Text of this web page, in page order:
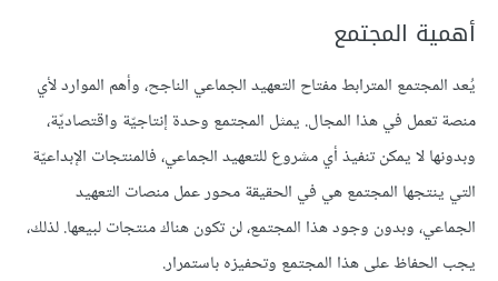
أهمية المجتمع
يُعد المجتمع المترابط مفتاح التعهيد الجماعي الناجح، وأهم الموارد لأي
منصة تعمل في هذا المجال. يمثل المجتمع وحدة إنتاجيّة واقتصاديّة،
وبدونها لا يمكن تنفيذ أي مشروع للتعهيد الجماعي، فالمنتجات الإبداعيّة
التي ينتجها المجتمع هي في الحقيقة محور عمل منصات التعهيد
الجماعي، وبدون وجود هذا المجتمع، لن تكون هناك منتجات لبيعها. لذلك،
يجب الحفاظ على هذا المجتمع وتحفيزه باستمرار.